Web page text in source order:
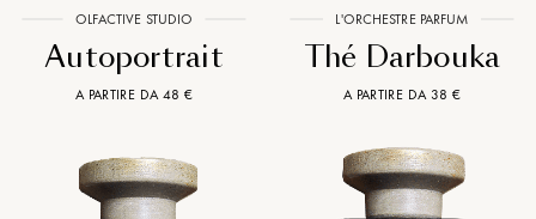
OLFACTIVE STUDIO
Autoportrait
A PARTIRE DA 48 €
L'ORCHESTRE PARFUM
Thé Darbouka
A PARTIRE DA 38 €